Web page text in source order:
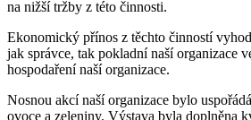
na nižší tržby z této činnosti.
Ekonomický přínos z těchto činností
jak správce, tak pokladní naší organizace
hospodaření naší organizace.
Nosnou akcí naší organizace bylo
ovoce a zeleniny. Výstava byla doplněna